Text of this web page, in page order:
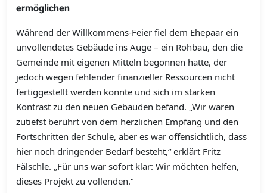
ermöglichen
Während der Willkommens-Feier fiel dem Ehepaar ein
unvollendetes Gebäude ins Auge – ein Rohbau, den die
Gemeinde mit eigenen Mitteln begonnen hatte, der
jedoch wegen fehlender finanzieller Ressourcen nicht
fertiggestellt werden konnte und sich im starken
Kontrast zu den neuen Gebäuden befand. „Wir waren
zutiefst berührt von dem herzlichen Empfang und den
Fortschritten der Schule, aber es war offensichtlich, dass
hier noch dringender Bedarf besteht,“ erklärt Fritz
Fälschle. „Für uns war sofort klar: Wir möchten helfen,
dieses Projekt zu vollenden.“